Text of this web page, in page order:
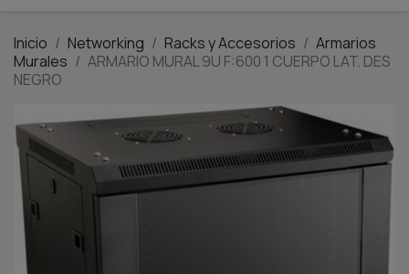
Inicio Networking Racks y Accesorios
Armarios
Murales
ARMARIO MURAL 9U F:600 1 CUERPO LAT. DES
NEGRO